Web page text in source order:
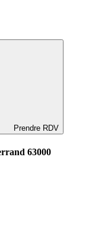
Prendre RDV
63000